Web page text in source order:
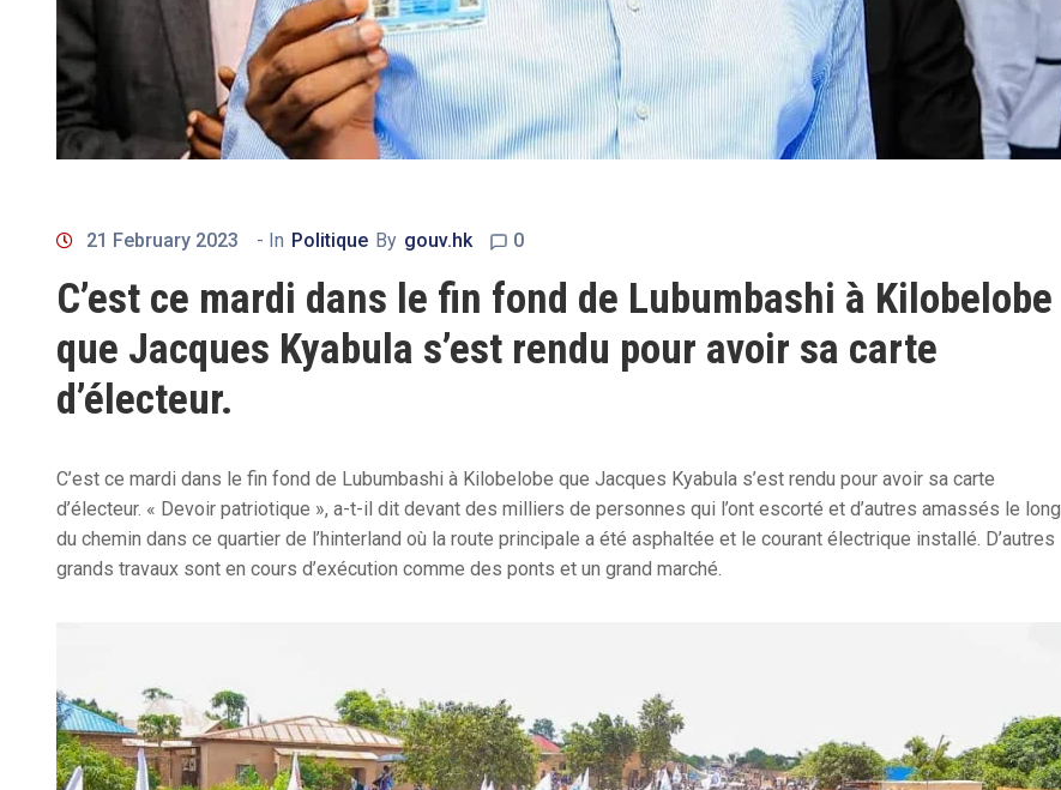
21 February 2023 - In Politique By gouv.hk 0
C’est ce mardi dans le fin fond de Lubumbashi à Kilobelobe
que Jacques Kyabula s’est rendu pour avoir sa carte
d’électeur.
C’est ce mardi dans le fin fond de Lubumbashi à Kilobelobe que Jacques Kyabula s’est rendu pour avoir sa carte
d’électeur. « Devoir patriotique », a-t-il dit devant des milliers de personnes qui l’ont escorté et d’autres amassés le long
du chemin dans ce quartier de l’hinterland où la route principale a été asphaltée et le courant électrique installé. D’autres
grands travaux sont en cours d’exécution comme des ponts et un grand marché.